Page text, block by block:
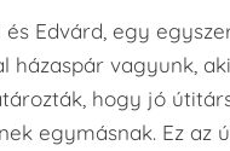
és Edvárd, egy
házaspár vagyunk,
hogy jó
egymásnak. Ez az